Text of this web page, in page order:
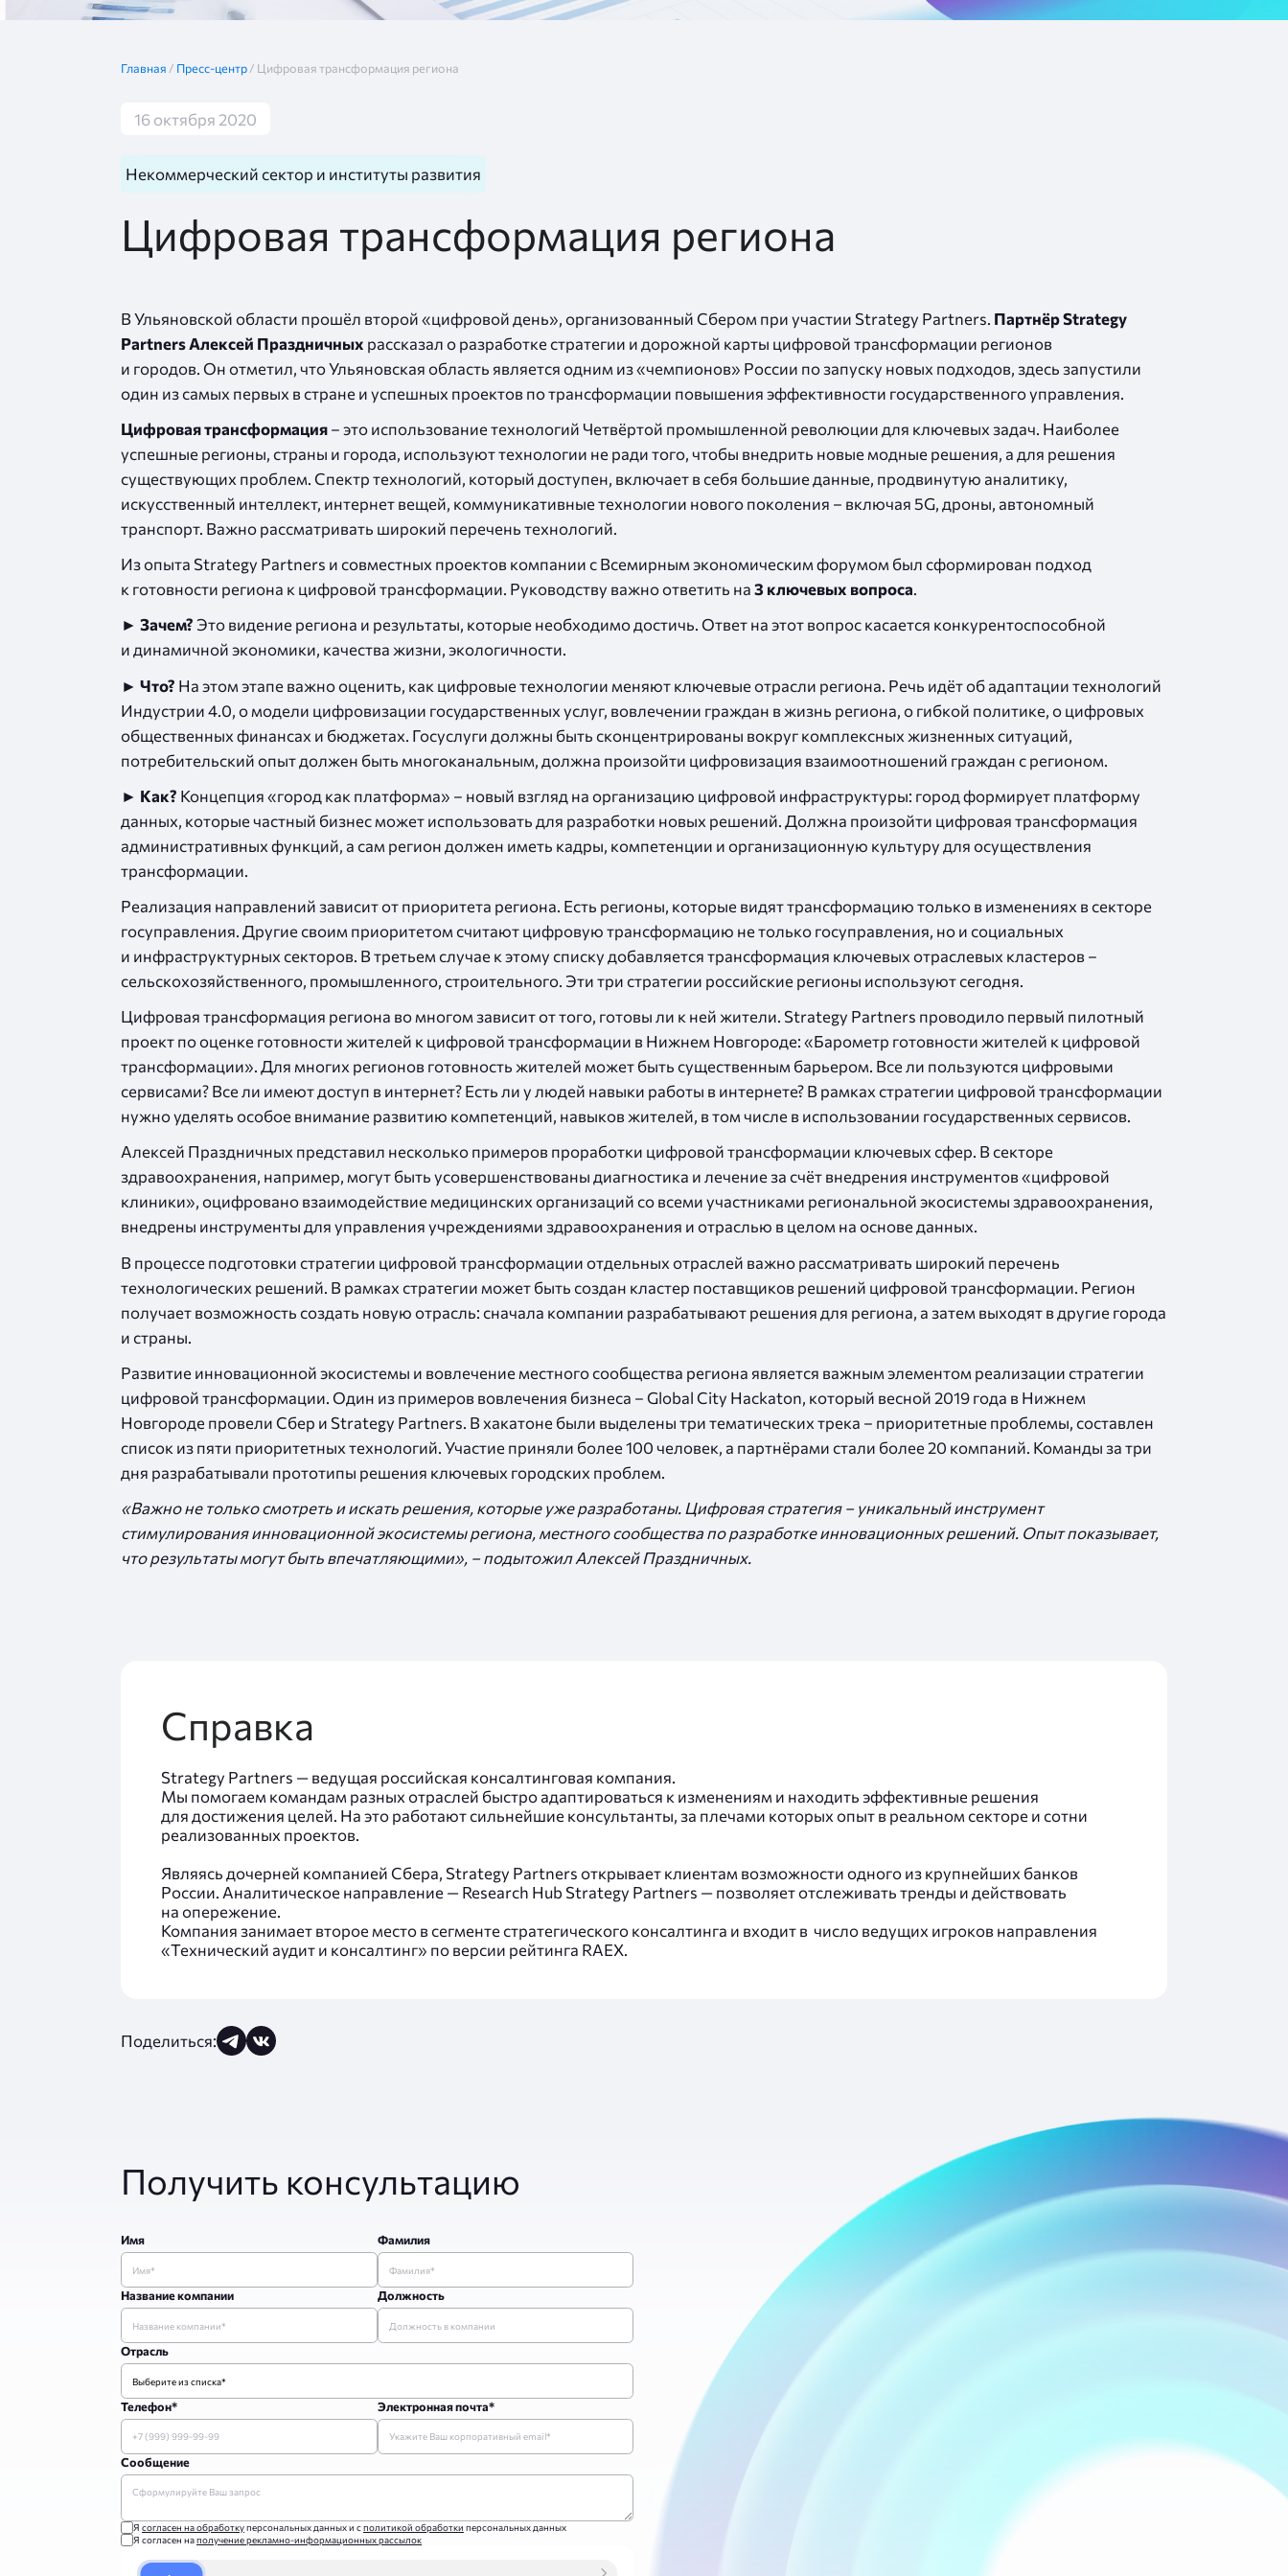
Главная / Пресс-центр/ Цифровая трансформация региона
16 октября 2020
Некоммерческий сектор и институты развития
Цифровая трансформация региона
В Ульяновской области прошёл второй «цифровой день», организованный Сбером при участии Strategy Partners. Партнёр Strategy
Partners Алексей Праздничных рассказал о разработке стратегии и дорожной карты цифровой трансформации регионов
и городов. Он отметил, что Ульяновская область является одним из «чемпионов» России по запуску новых подходов, здесь запустили
один из самых первых в стране и успешных проектов по трансформации повышения эффективности государственного управления.
Цифровая трансформация – это использование технологий Четвёртой промышленной революции для ключевых задач. Наиболее
успешные регионы, страны и города, используют технологии не ради того, чтобы внедрить новые модные решения, а для решения
существующих проблем. Спектр технологий, который доступен, включает в себя большие данные, продвинутую аналитику,
искусственный интеллект, интернет вещей, коммуникативные технологии нового поколения – включая 5G, дроны, автономный
транспорт. Важно рассматривать широкий перечень технологий.
Из опыта Strategy Partners и совместных проектов компании с Всемирным экономическим форумом был сформирован подход
к готовности региона к цифровой трансформации. Руководству важно ответить на 3 ключевых вопроса.
► Зачем? Это видение региона и результаты, которые необходимо достичь. Ответ на этот вопрос касается конкурентоспособной
и динамичной экономики, качества жизни, экологичности.
► Что? На этом этапе важно оценить, как цифровые технологии меняют ключевые отрасли региона. Речь идёт об адаптации технологий
Индустрии 4.0, о модели цифровизации государственных услуг, вовлечении граждан в жизнь региона, о гибкой политике, о цифровых
общественных финансах и бюджетах. Госуслуги должны быть сконцентрированы вокруг комплексных жизненных ситуаций,
потребительский опыт должен быть многоканальным, должна произойти цифровизация взаимоотношений граждан с регионом.
► Как? Концепция «город как платформа» – новый взгляд на организацию цифровой инфраструктуры: город формирует платформу
данных, которые частный бизнес может использовать для разработки новых решений. Должна произойти цифровая трансформация
административных функций, а сам регион должен иметь кадры, компетенции и организационную культуру для осуществления
трансформации.
Реализация направлений зависит от приоритета региона. Есть регионы, которые видят трансформацию только в изменениях в секторе
госуправления. Другие своим приоритетом считают цифровую трансформацию не только госуправления, но и социальных
и инфраструктурных секторов. В третьем случае к этому списку добавляется трансформация ключевых отраслевых кластеров –
сельскохозяйственного, промышленного, строительного. Эти три стратегии российские регионы используют сегодня.
Цифровая трансформация региона во многом зависит от того, готовы ли к ней жители. Strategy Partners проводило первый пилотный
проект по оценке готовности жителей к цифровой трансформации в Нижнем Новгороде: «Барометр готовности жителей к цифровой
трансформации». Для многих регионов готовность жителей может быть существенным барьером. Все ли пользуются цифровыми
сервисами? Все ли имеют доступ в интернет? Есть ли у людей навыки работы в интернете? В рамках стратегии цифровой трансформации
нужно уделять особое внимание развитию компетенций, навыков жителей, в том числе в использовании государственных сервисов.
Алексей Праздничных представил несколько примеров проработки цифровой трансформации ключевых сфер. В секторе
здравоохранения, например, могут быть усовершенствованы диагностика и лечение за счёт внедрения инструментов «цифровой
клиники», оцифровано взаимодействие медицинских организаций со всеми участниками региональной экосистемы здравоохранения,
внедрены инструменты для управления учреждениями здравоохранения и отраслью в целом на основе данных.
В процессе подготовки стратегии цифровой трансформации отдельных отраслей важно рассматривать широкий перечень
технологических решений. В рамках стратегии может быть создан кластер поставщиков решений цифровой трансформации. Регион
получает возможность создать новую отрасль: сначала компании разрабатывают решения для региона, а затем выходят в другие города
и страны.
Развитие инновационной экосистемы и вовлечение местного сообщества региона является важным элементом реализации стратегии
цифровой трансформации. Один из примеров вовлечения бизнеса – Global City Hackaton, который весной 2019 года в Нижнем
Новгороде провели Сбер и Strategy Partners. В хакатоне были выделены три тематических трека – приоритетные проблемы, составлен
список из пяти приоритетных технологий. Участие приняли более 100 человек, а партнёрами стали более 20 компаний. Команды за три
дня разрабатывали прототипы решения ключевых городских проблем.
«Важно не только смотреть и искать решения, которые уже разработаны. Цифровая стратегия – уникальный инструмент
стимулирования инновационной экосистемы региона, местного сообщества по разработке инновационных решений. Опыт показывает,
что результаты могут быть впечатляющими», – подытожил Алексей Праздничных.
Справка
Strategy Partners — ведущая российская консалтинговая компания.
Мы помогаем командам разных отраслей быстро адаптироваться к изменениям и находить эффективные решения
для достижения целей. На это работают сильнейшие консультанты, за плечами которых опыт в реальном секторе и сотни
реализованных проектов.
Являясь дочерней компанией Сбера, Strategy Partners открывает клиентам возможности одного из крупнейших банков
России. Аналитическое направление — Research Hub Strategy Partners — позволяет отслеживать тренды и действовать
на опережение.
Компания занимает второе место в сегменте стратегического консалтинга и входит в число ведущих игроков направления
«Технический аудит и консалтинг» по версии рейтинга RAEX.
Поделиться:
Получить консультацию
Имя Фамилия
Название компании Должность
Отрасль
Телефон* Электронная почта*
Сообщение
Я согласен на обработкуперсональных данных и сполитикой обработки персональных данных
Я согласен наполучение рекламно-информационных рассылок